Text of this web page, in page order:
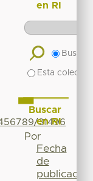
31496
en RI
Buscar
Esta
Buscar
en RI
Por
Fecha
de
publicación